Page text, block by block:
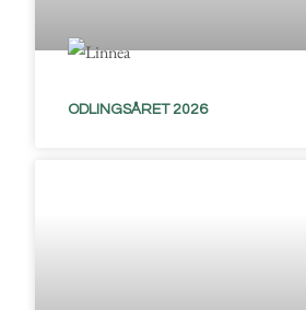
ODLINGSÅRET 2026